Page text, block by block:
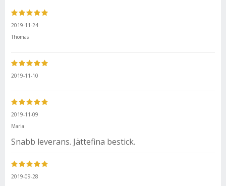
2019-11-24
Thomas
2019-11-10
2019-11-09
Maria
Snabb leverans. Jättefina bestick.
2019-09-28